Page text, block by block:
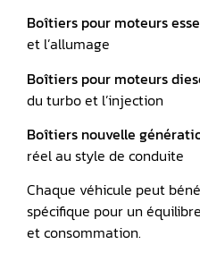
Boîtiers pour moteurs
et l’allumage
Boîtiers pour moteurs
du turbo et l’injection
Boîtiers nouvelle
réel au style de conduite
Chaque véhicule peut
spécifique pour un
et consommation.